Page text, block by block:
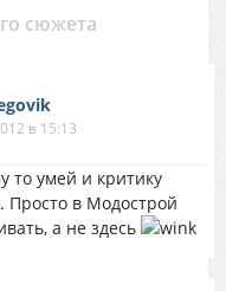
сюжета
в 15:13
то умей и критику
Просто в Модострой
а не здесь